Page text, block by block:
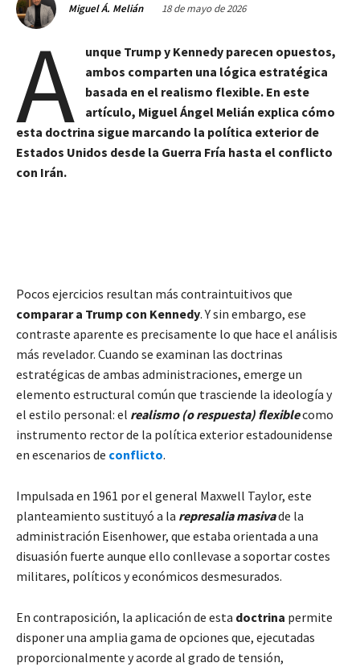
Miguel Á. Melián 18 de mayo de 2026
A
unque Trump y Kennedy parecen opuestos,
ambos comparten una lógica estratégica
basada en el realismo flexible. En este
artículo, Miguel Ángel Melián explica cómo
esta doctrina sigue marcando la política exterior de
Estados Unidos desde la Guerra Fría hasta el conflicto
con Irán.
Pocos ejercicios resultan más contraintuitivos que
comparar a Trump con Kennedy. Y sin embargo, ese
contraste aparente es precisamente lo que hace el análisis
más revelador. Cuando se examinan las doctrinas
estratégicas de ambas administraciones, emerge un
elemento estructural común que trasciende la ideología y
el estilo personal: el realismo (o respuesta) flexiblecomo
instrumento rector de la política exterior estadounidense
en escenarios de conflicto.
Impulsada en 1961 por el general Maxwell Taylor, este
planteamiento sustituyó a la represalia masivade la
administración Eisenhower, que estaba orientada a una
disuasión fuerte aunque ello conllevase a soportar costes
militares, políticos y económicos desmesurados.
En contraposición, la aplicación de esta doctrina permite
disponer una amplia gama de opciones que, ejecutadas
proporcionalmente y acorde al grado de tensión,